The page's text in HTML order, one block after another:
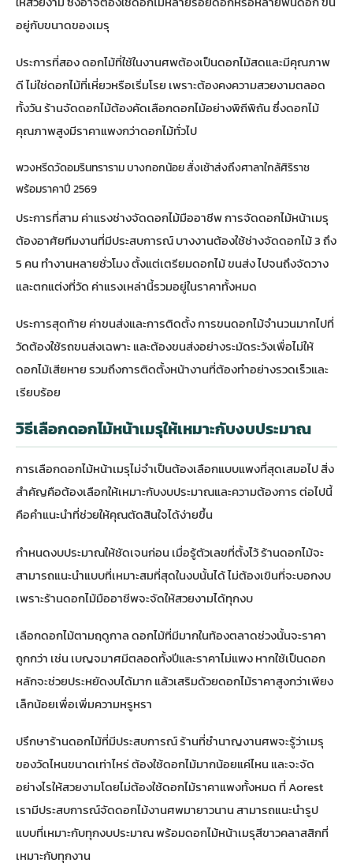
อยู่กับขนาดของเมรุ
ประการที่สอง ดอกไม้ที่ใช้ในงานศพต้องเป็นดอกไม้สดและมีคุณภาพ
ดี ไม่ใช่ดอกไม้ที่เหี่ยวหรือเริ่มโรย เพราะต้องคงความสวยงามตลอด
ทั้งวัน ร้านจัดดอกไม้ต้องคัดเลือกดอกไม้อย่างพิถีพิถัน ซึ่งดอกไม้
คุณภาพสูงมีราคาแพงกว่าดอกไม้ทั่วไป
พวงหรีดวัดอมรินทราราม บางกอกน้อย สั่งเช้าส่งถึงศาลาใกล้ศิริราช
พร้อมราคาปี 2569
ประการที่สาม ค่าแรงช่างจัดดอกไม้มืออาชีพ การจัดดอกไม้หน้าเมรุ
ต้องอาศัยทีมงานที่มีประสบการณ์ บางงานต้องใช้ช่างจัดดอกไม้ 3 ถึง
5 คน ทำงานหลายชั่วโมง ตั้งแต่เตรียมดอกไม้ ขนส่ง ไปจนถึงจัดวาง
และตกแต่งที่วัด ค่าแรงเหล่านี้รวมอยู่ในราคาทั้งหมด
ประการสุดท้าย ค่าขนส่งและการติดตั้ง การขนดอกไม้จำนวนมากไปที่
วัดต้องใช้รถขนส่งเฉพาะ และต้องขนส่งอย่างระมัดระวังเพื่อไม่ให้
ดอกไม้เสียหาย รวมถึงการติดตั้งหน้างานที่ต้องทำอย่างรวดเร็วและ
เรียบร้อย
วิธีเลือกดอกไม้หน้าเมรุให้เหมาะกับงบประมาณ
การเลือกดอกไม้หน้าเมรุไม่จำเป็นต้องเลือกแบบแพงที่สุดเสมอไป สิ่ง
สำคัญคือต้องเลือกให้เหมาะกับงบประมาณและความต้องการ ต่อไปนี้
คือคำแนะนำที่ช่วยให้คุณตัดสินใจได้ง่ายขึ้น
กำหนดงบประมาณให้ชัดเจนก่อน เมื่อรู้ตัวเลขที่ตั้งไว้ ร้านดอกไม้จะ
สามารถแนะนำแบบที่เหมาะสมที่สุดในงบนั้นได้ ไม่ต้องเขินที่จะบอกงบ
เพราะร้านดอกไม้มืออาชีพจะจัดให้สวยงามได้ทุกงบ
เลือกดอกไม้ตามฤดูกาล ดอกไม้ที่มีมากในท้องตลาดช่วงนั้นจะราคา
ถูกกว่า เช่น เบญจมาศมีตลอดทั้งปีและราคาไม่แพง หากใช้เป็นดอก
หลักจะช่วยประหยัดงบได้มาก แล้วเสริมด้วยดอกไม้ราคาสูงกว่าเพียง
เล็กน้อยเพื่อเพิ่มความหรูหรา
ปรึกษาร้านดอกไม้ที่มีประสบการณ์ ร้านที่ชำนาญงานศพจะรู้ว่าเมรุ
ของวัดไหนขนาดเท่าไหร่ ต้องใช้ดอกไม้มากน้อยแค่ไหน และจะจัด
อย่างไรให้สวยงามโดยไม่ต้องใช้ดอกไม้ราคาแพงทั้งหมด ที่ Aorest
เรามีประสบการณ์จัดดอกไม้งานศพมายาวนาน สามารถแนะนำรูป
แบบที่เหมาะกับทุกงบประมาณ พร้อมดอกไม้หน้าเมรุสีขาวคลาสสิกที่
เหมาะกับทุกงาน